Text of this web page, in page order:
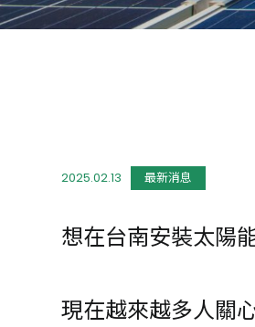
2025.02.13 最新消息
想在台南安裝太陽
現在越來越多人關